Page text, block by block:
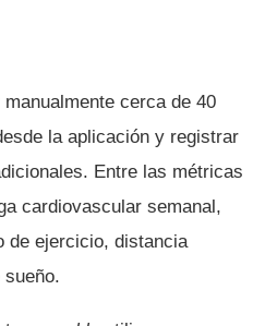
cerca de 40
la aplicación y registrar
Entre las métricas
cardiovascular semanal,
de ejercicio, distancia